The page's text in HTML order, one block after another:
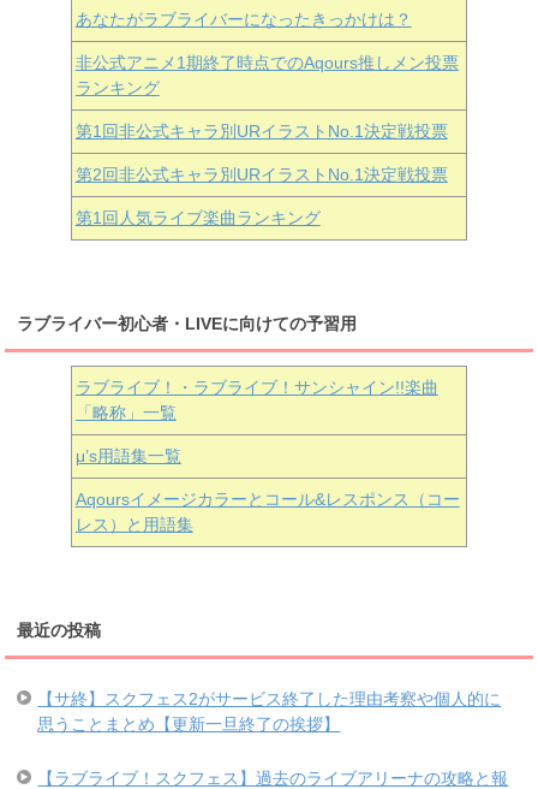
あなたがラブライバーになったきっかけは？
非公式アニメ1期終了時点でのAqours推しメン投票
ランキング
第1回非公式キャラ別URイラストNo.1決定戦投票
第2回非公式キャラ別URイラストNo.1決定戦投票
第1回人気ライブ楽曲ランキング
ラブライバー初心者・LIVEに向けての予習用
ラブライブ！・ラブライブ！サンシャイン!!楽曲
「略称」一覧
μ’s用語集一覧
Aqoursイメージカラーとコール&レスポンス（コー
レス）と用語集
最近の投稿
【サ終】スクフェス2がサービス終了した理由考察や個人的に
思うことまとめ【更新一旦終了の挨拶】
【ラブライブ！スクフェス】過去のライブアリーナの攻略と報